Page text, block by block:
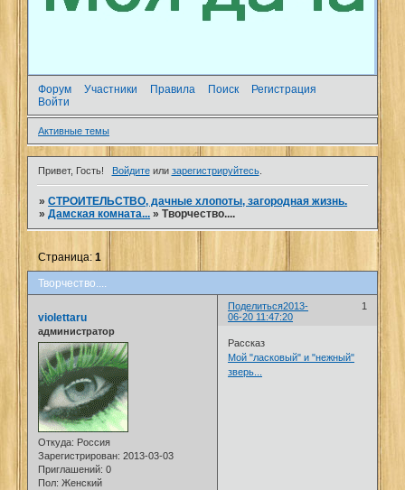
Форум Участники Правила Поиск
Регистрация
Войти
Активные темы
Привет, Гость! Войдитеили зарегистрируйтесь.
»СТРОИТЕЛЬСТВО, дачные хлопоты, загородная жизнь.
»Дамская комната... »Творчество....
Творчество....
Страница:1
Поделиться 1
2013-
06-20 11:47:20
violettaru
администратор
Откуда: Россия
Зарегистрирован: 2013-03-03
Приглашений: 0
Пол: Женский
Рассказ
Мой "ласковый" и "нежный"
зверь...